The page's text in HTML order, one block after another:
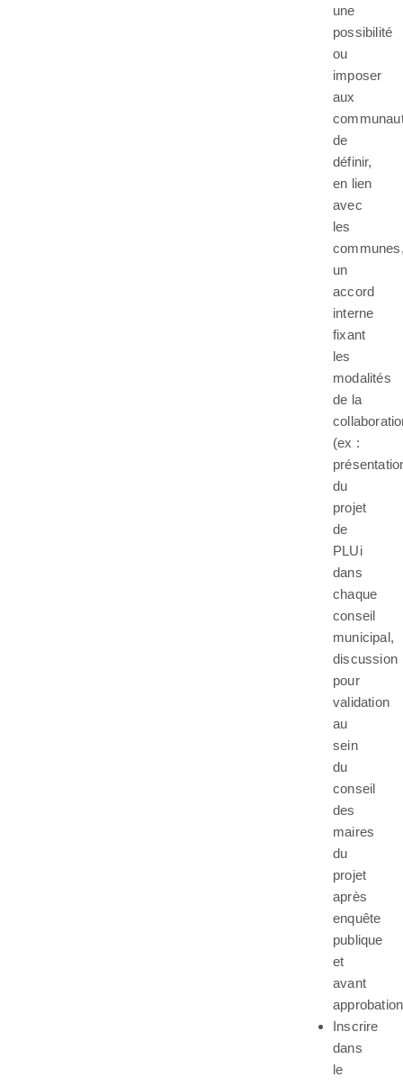
une
possibilité
ou
imposer
aux
de
définir,
en lien
avec
les
un
accord
interne
fixant
les
modalités
de la
(ex :
du
projet
de
PLUi
dans
chaque
conseil
municipal,
discussion
pour
validation
au
sein
du
conseil
des
maires
du
projet
après
enquête
publique
et
avant
Inscrire
dans
le